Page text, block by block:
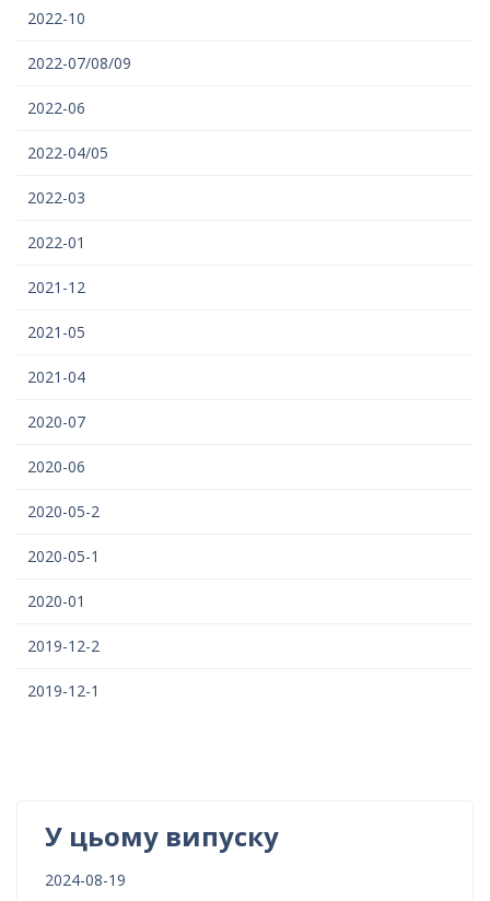
2022-10
2022-07/08/09
2022-06
2022-04/05
2022-03
2022-01
2021-12
2021-05
2021-04
2020-07
2020-06
2020-05-2
2020-05-1
2020-01
2019-12-2
2019-12-1
У цьому випуску
2024-08-19